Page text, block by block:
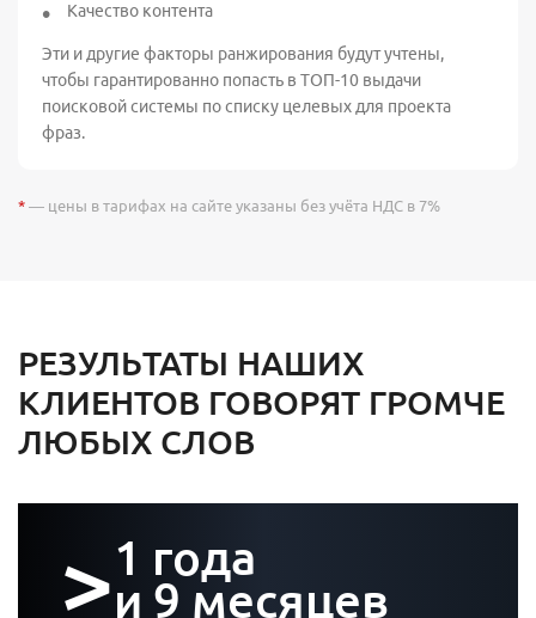
Качество контента
Эти и другие факторы ранжирования будут учтены,
чтобы гарантированно попасть в ТОП-10 выдачи
поисковой системы по списку целевых для проекта
фраз.
* — цены в тарифах на сайте указаны без учёта НДС в 7%
РЕЗУЛЬТАТЫ НАШИХ
КЛИЕНТОВ ГОВОРЯТ ГРОМЧЕ
ЛЮБЫХ СЛОВ
>1 года
и 9 месяцев